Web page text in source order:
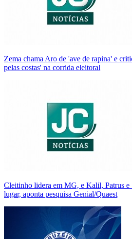
Zema chama Aro de 'ave de rapina' e
pelas costas' na corrida eleitoral
Cleitinho lidera em MG, e Kalil, Patrus e
lugar, aponta pesquisa Genial/Quaest